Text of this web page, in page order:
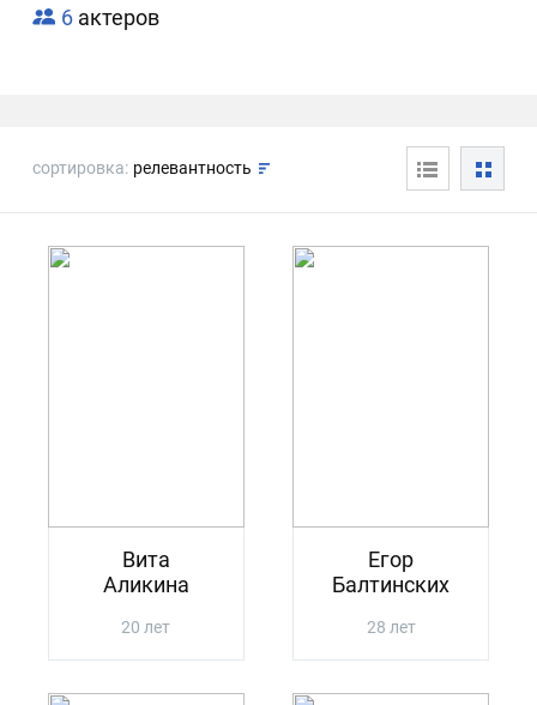
6 актеров
сортировка: релевантность
Вита
Аликина
20 лет
Егор
Балтинских
28 лет